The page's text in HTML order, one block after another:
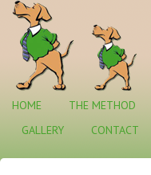
HOME THE METHOD
GALLERY
CONTACT